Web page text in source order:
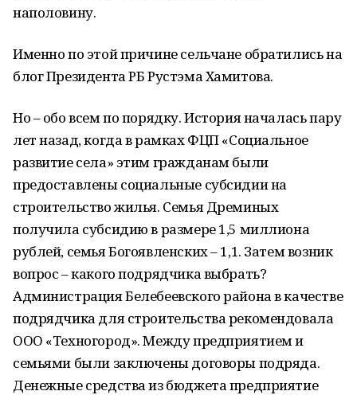
наполовину.
Именно по этой причине сельчане обратились на
блог Президента РБ Рустэма Хамитова.
Но – обо всем по порядку. История началась пару
лет назад, когда в рамках ФЦП «Социальное
развитие села» этим гражданам были
предоставлены социальные субсидии на
строительство жилья. Семья Дреминых
получила субсидию в размере 1,5 миллиона
рублей, семья Богоявленских – 1,1. Затем возник
вопрос – какого подрядчика выбрать?
Администрация Белебеевского района в качестве
подрядчика для строительства рекомендовала
ООО «Техногород». Между предприятием и
семьями были заключены договоры подряда.
Денежные средства из бюджета предприятие